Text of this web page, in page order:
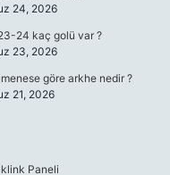
24, 2026
24 kaç golü var ?
23, 2026
göre arkhe nedir ?
21, 2026